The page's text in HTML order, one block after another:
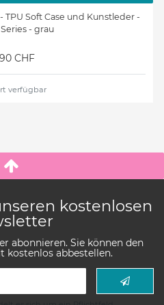
TPU Soft Case und Kunstleder -
- grau
CHF
verfügbar
kostenlosen
abonnieren. Sie können den
kostenlos abbestellen.